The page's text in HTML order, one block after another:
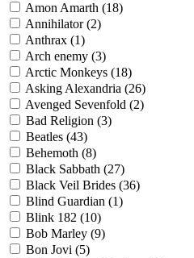
Amon Amarth (18)
Annihilator(2)
Anthrax (1)
Arch enemy (3)
Arctic Monkeys (18)
Asking Alexandria (26)
Avenged Sevenfold (2)
Bad Religion (3)
Beatles (43)
Behemoth (8)
Black Sabbath (27)
Black Veil Brides (36)
Blind Guardian (1)
Blink 182 (10)
Bob Marley (9)
Bon Jovi (5)